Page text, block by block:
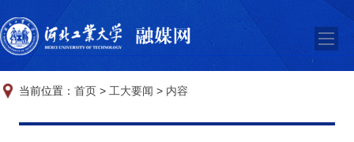
当前位置：首页 > 工大要闻 > 内容